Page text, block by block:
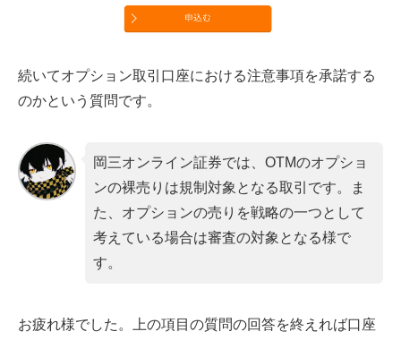
続いてオプション取引口座における注意事項を承諾する
のかという質問です。
岡三オンライン証券では、OTMのオプショ
ンの裸売りは規制対象となる取引です。ま
た、オプションの売りを戦略の一つとして
考えている場合は審査の対象となる様で
す。
お疲れ様でした。上の項目の質問の回答を終えれば口座